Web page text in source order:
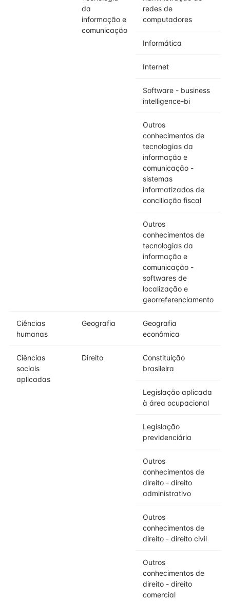
da
informação e
comunicação
redes de
computadores
Informática
Internet
Software - business
intelligence-bi
Outros
conhecimentos de
tecnologias da
informação e
comunicação -
sistemas
informatizados de
conciliação fiscal
Outros
conhecimentos de
tecnologias da
informação e
comunicação -
softwares de
localização e
georreferenciamento
Ciências
humanas
Geografia
Geografia
econômica
Ciências
sociais
aplicadas
Direito
Constituição
brasileira
Legislação aplicada
à área ocupacional
Legislação
previdenciária
Outros
conhecimentos de
direito - direito
administrativo
Outros
conhecimentos de
direito - direito civil
Outros
conhecimentos de
direito - direito
comercial